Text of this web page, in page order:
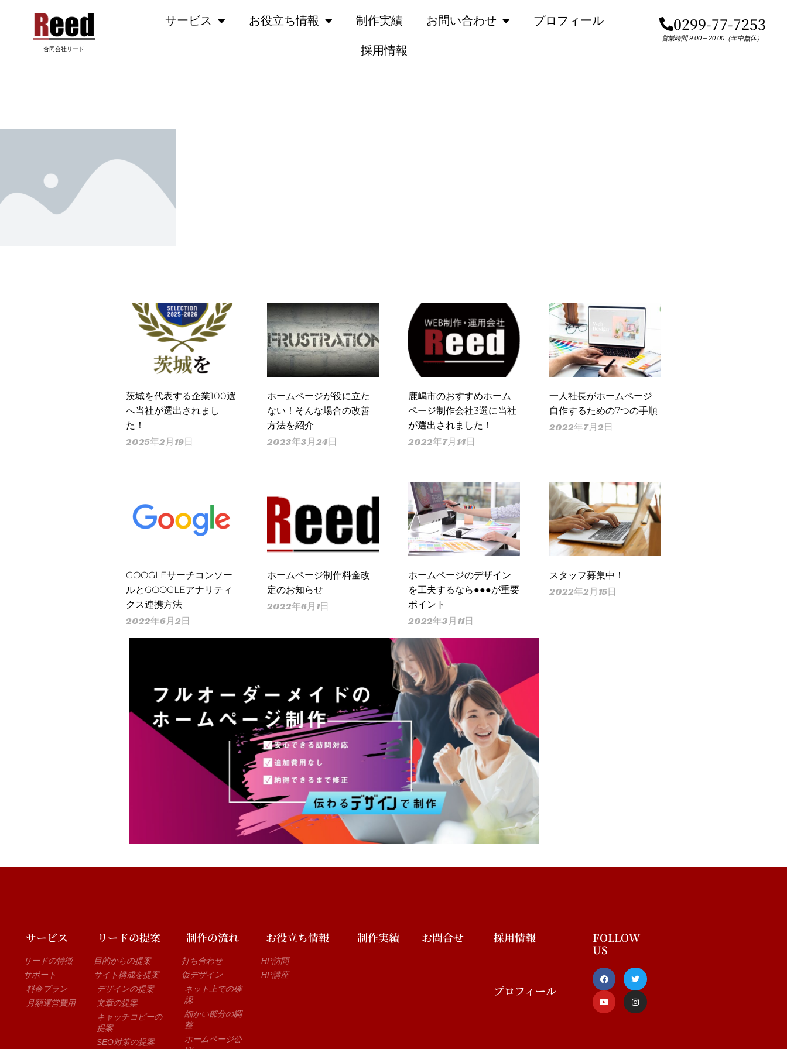
合同会社リード
サービス お役立ち情報 制作実績 お問い合わせ
プロフィール
採用情報
0299-77-7253
営業時間 9:00 – 20:00（年中無休）
茨城を代表する企業100選
へ当社が選出されまし
た！
2025年2月19日
ホームページが役に立た
ない！そんな場合の改善
方法を紹介
2023年3月24日
鹿嶋市のおすすめホーム
ページ制作会社3選に当社
が選出されました！
2022年7月14日
一人社長がホームページ
自作するための7つの手順
2022年7月2日
GOOGLEサーチコンソー
ルとGOOGLEアナリティ
クス連携方法
2022年6月2日
ホームページ制作料金改
定のお知らせ
2022年6月1日
ホームページのデザイン
を工夫するなら●●●が重要
ポイント
2022年3月11日
スタッフ募集中！
2022年2月15日
サービス
リードの特徴
サポート
料金プラン
月額運営費用
リードの提案
目的からの提案
サイト構成を提案
デザインの提案
文章の提案
キャッチコピーの
提案
SEO対策の提案
制作の流れ
打ち合わせ
仮デザイン
ネット上での確
認
細かい部分の調
整
ホームページ公
お役立ち情報
HP訪問
HP講座
制作実績 お問合せ 採用情報
プロフィール
FOLLOW
US
F
a
c
e
b
o
T
w
i
t
t
e
Y
o
u
t
u
b
I
n
s
t
a
g